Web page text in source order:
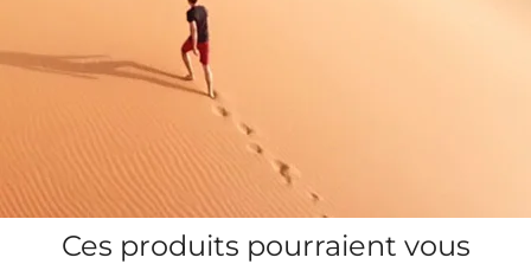
Ces produits pourraient vous